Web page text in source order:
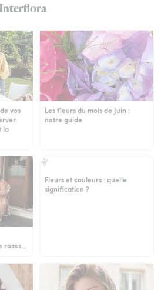
vos
la
Les fleurs du mois de Juin :
notre guide
roses…
Fleurs et couleurs : quelle
signification ?